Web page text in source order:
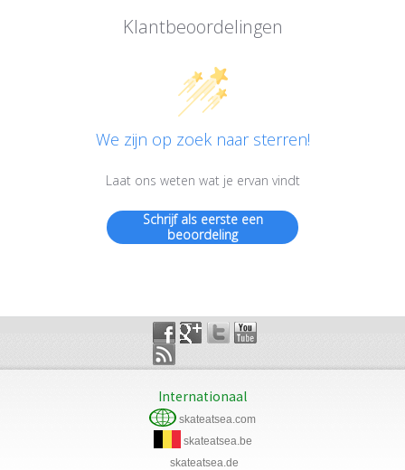
Klantbeoordelingen
We zijn op zoek naar sterren!
Laat ons weten wat je ervan vindt
Schrijf als eerste een
beoordeling
Internationaal
skateatsea.com
skateatsea.be
skateatsea.de